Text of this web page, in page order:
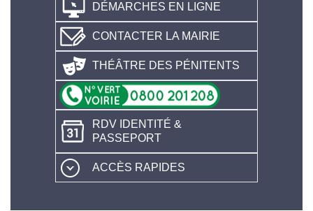
DÉMARCHES EN LIGNE
CONTACTER LA MAIRIE
THÉÂTRE DES PÉNITENTS
RDV IDENTITÉ &
PASSEPORT
ACCÈS RAPIDES